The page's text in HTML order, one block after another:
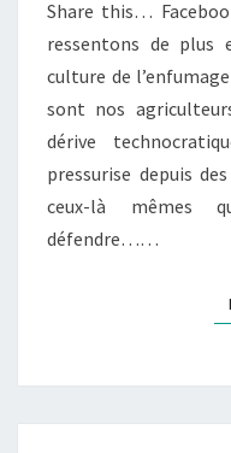
Share this…
ressentons de plus
culture de
sont nos
dérive
pressurise depuis
ceux-là mêmes
défendre……